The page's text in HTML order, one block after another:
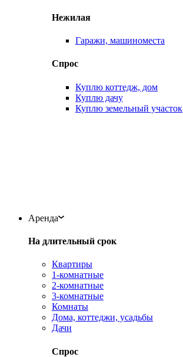
Нежилая
Гаражи, машиноместа
Спрос
Куплю коттедж, дом
Куплю дачу
Куплю земельный участок
Аренда
На длительный срок
Квартиры
1-комнатные
2-комнатные
3-комнатные
Комнаты
Дома, коттеджи, усадьбы
Дачи
Спрос